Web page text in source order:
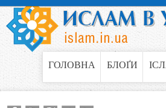
Jump to
ГОЛОВНА БЛОҐИ